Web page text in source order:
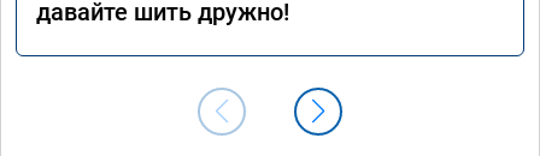
давайте шить дружно!